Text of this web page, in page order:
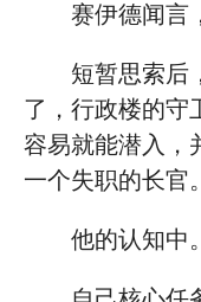
赛伊德闻言
短暂思索后
了，行政楼的守
容易就能潜入，
一个失职的长官
他的认知中。